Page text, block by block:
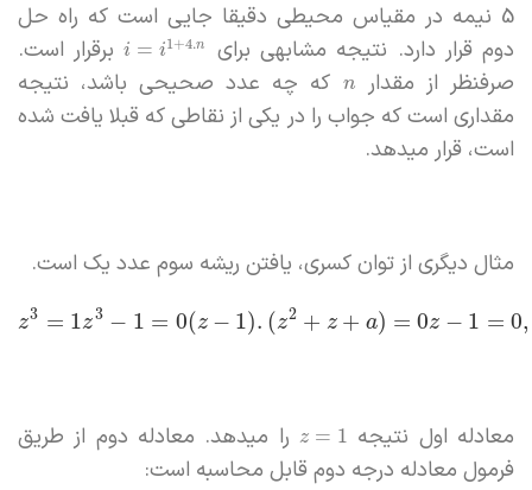
5 نیمه در مقیاس محیطی دقیقا جایی است که راه حل
دوم قرار دارد. نتیجه مشابهی برای
i = i1+4.n
برقرار است.
صرفنظر از مقدار
n
که چه عدد صحیحی باشد، نتیجه
مقداری است که جواب را در یکی از نقاطی که قبلا یافت شده
است، قرار میدهد.
مثال دیگری از توان کسری، یافتن ریشه سوم عدد یک است.
z3 = 1z3 − 1 = 0(z − 1). (z2 + z + a) = 0z − 1 = 0,
معادله اول نتیجه z = 1
را میدهد. معادله دوم از طریق
فرمول معادله درجه دوم قابل محاسبه است: